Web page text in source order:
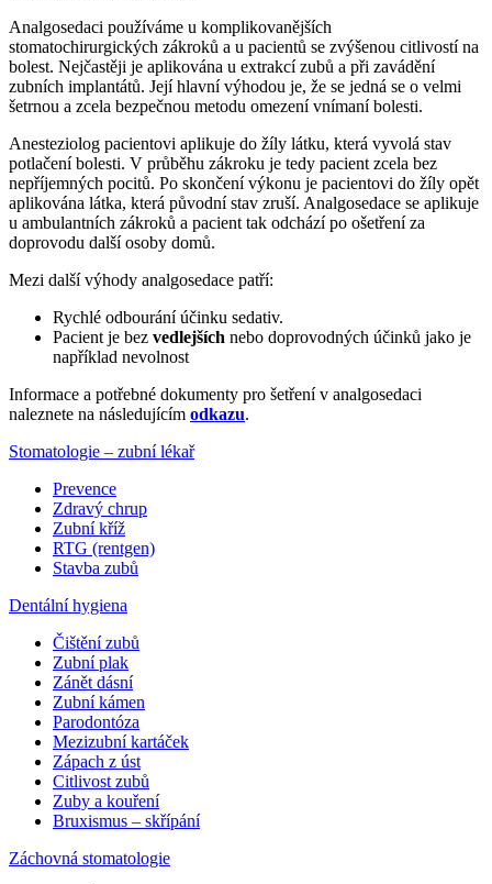
Analgosedaci používáme u komplikovanějších
stomatochirurgických zákroků a u pacientů se zvýšenou citlivostí na
bolest. Nejčastěji je aplikována u extrakcí zubů a při zavádění
zubních implantátů. Její hlavní výhodou je, že se jedná se o velmi
šetrnou a zcela bezpečnou metodu omezení vnímaní bolesti.
Anesteziolog pacientovi aplikuje do žíly látku, která vyvolá stav
potlačení bolesti. V průběhu zákroku je tedy pacient zcela bez
nepříjemných pocitů. Po skončení výkonu je pacientovi do žíly opět
aplikována látka, která původní stav zruší. Analgosedace se aplikuje
u ambulantních zákroků a pacient tak odchází po ošetření za
doprovodu další osoby domů.
Mezi další výhody analgosedace patří:
Rychlé odbourání účinku sedativ.
Pacient je bez vedlejších nebo doprovodných účinků jako je
například nevolnost
Informace a potřebné dokumenty pro šetření v analgosedaci
naleznete na následujícím odkazu.
Stomatologie – zubní lékař
Prevence
Zdravý chrup
Zubní kříž
RTG (rentgen)
Stavba zubů
Dentální hygiena
Čištění zubů
Zubní plak
Zánět dásní
Zubní kámen
Parodontóza
Mezizubní kartáček
Zápach z úst
Citlivost zubů
Zuby a kouření
Bruxismus – skřípání
Záchovná stomatologie